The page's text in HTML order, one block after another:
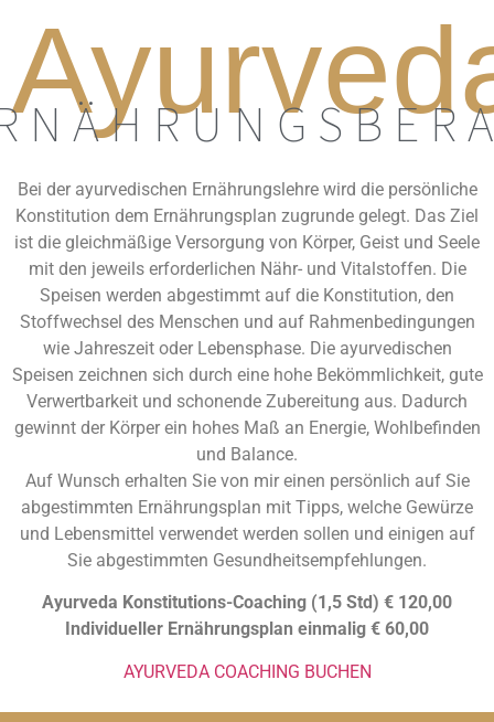
Bei der ayurvedischen Ernährungslehre wird die persönliche
Konstitution dem Ernährungsplan zugrunde gelegt. Das Ziel
ist die gleichmäßige Versorgung von Körper, Geist und Seele
mit den jeweils erforderlichen Nähr- und Vitalstoffen. Die
Speisen werden abgestimmt auf die Konstitution, den
Stoffwechsel des Menschen und auf Rahmenbedingungen
wie Jahreszeit oder Lebensphase. Die ayurvedischen
Speisen zeichnen sich durch eine hohe Bekömmlichkeit, gute
Verwertbarkeit und schonende Zubereitung aus. Dadurch
gewinnt der Körper ein hohes Maß an Energie, Wohlbefinden
und Balance.
Auf Wunsch erhalten Sie von mir einen persönlich auf Sie
abgestimmten Ernährungsplan mit Tipps, welche Gewürze
und Lebensmittel verwendet werden sollen und einigen auf
Sie abgestimmten Gesundheitsempfehlungen.
Ayurveda Konstitutions-Coaching (1,5 Std) € 120,00
Individueller Ernährungsplan einmalig € 60,00
AYURVEDA COACHING BUCHEN